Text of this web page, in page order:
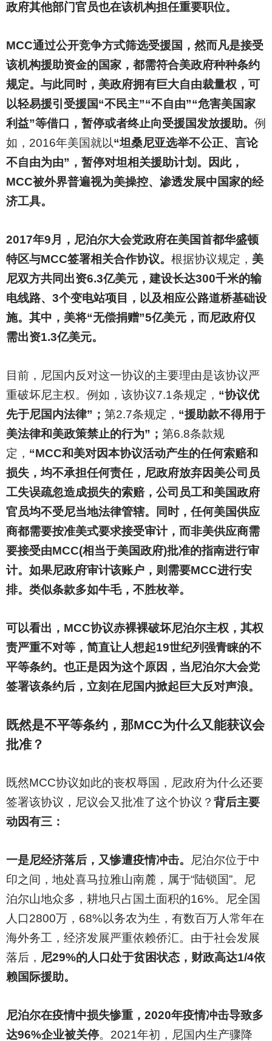
政府其他部门官员也在该机构担任重要职位。
MCC通过公开竞争方式筛选受援国，然而凡是接受
该机构援助资金的国家，都需符合美政府种种条约
规定。与此同时，美政府拥有巨大自由裁量权，可
以轻易援引受援国“不民主”“不自由”“危害美国家
利益”等借口，暂停或者终止向受援国发放援助。 例
如，2016年美国就以“坦桑尼亚选举不公正、言论
不自由为由”，暂停对坦相关援助计划。因此，
MCC被外界普遍视为美操控、渗透发展中国家的经
济工具。
2017年9月，尼泊尔大会党政府在美国首都华盛顿
特区与MCC签署相关合作协议。 根据协议规定， 美
尼双方共同出资6.3亿美元，建设长达300千米的输
电线路、3个变电站项目，以及相应公路道桥基础设
施。其中，美将“无偿捐赠”5亿美元，而尼政府仅
需出资1.3亿美元。
目前，尼国内反对这一协议的主要理由是该协议严
重破坏尼主权。例如，该协议7.1条规定， “协议优
先于尼国内法律”； 第2.7条规定， “援助款不得用于
美法律和美政策禁止的行为”； 第6.8条款规
定， “MCC和美对因本协议活动产生的任何索赔和
损失，均不承担任何责任，尼政府放弃因美公司员
工失误疏忽造成损失的索赔，公司员工和美国政府
官员均不受尼当地法律管辖。同时，任何美国供应
商都需要按准美式要求接受审计，而非美供应商需
要接受由MCC(相当于美国政府)批准的指南进行审
计。如果尼政府审计该账户，则需要MCC进行安
排。类似条款多如牛毛，不胜枚举。
可以看出，MCC协议赤裸裸破坏尼泊尔主权，其权
责严重不对等，简直让人想起19世纪列强青睐的不
平等条约。也正是因为这个原因，当尼泊尔大会党
签署该条约后，立刻在尼国内掀起巨大反对声浪。
既然是不平等条约，那MCC为什么又能获议会
批准？
既然MCC协议如此的丧权辱国，尼政府为什么还要
签署该协议，尼议会又批准了这个协议？ 背后主要
动因有三：
一是尼经济落后，又惨遭疫情冲击。
尼泊尔位于中
印之间，地处喜马拉雅山南麓，属于“陆锁国”。尼
泊尔山地众多，耕地只占国土面积的16%。尼全国
人口2800万，68%以务农为生，有数百万人常年在
海外务工，经济发展严重依赖侨汇。由于社会发展
落后， 尼29%的人口处于贫困状态，财政高达1/4依
赖国际援助。
尼泊尔在疫情中损失惨重，2020年疫情冲击导致多
达96%企业被关停。2021年初，尼国内生产骤降